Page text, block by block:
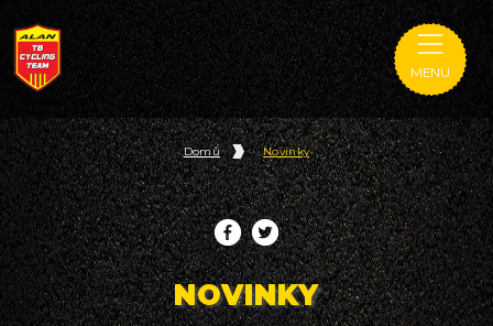
MENU
Domů Novinky
NOVINKY